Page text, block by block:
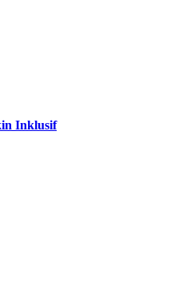
Inklusif